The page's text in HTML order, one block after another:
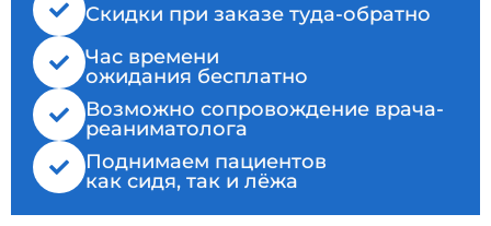
Cкидки при заказе туда-обратно
Час времени
ожидания бесплатно
Возможно сопровождение врача-
реаниматолога
Поднимаем пациентов
как сидя, так и лёжа